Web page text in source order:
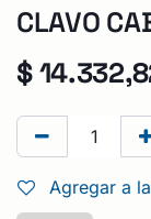
CLAVO
$
Agregar a